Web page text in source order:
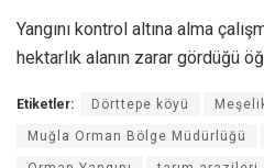
Yangını kontrol altına alma
hektarlık alanın zarar gördüğü
Etiketler: Dörttepe köyü
Muğla Orman Bölge Müdürlüğü